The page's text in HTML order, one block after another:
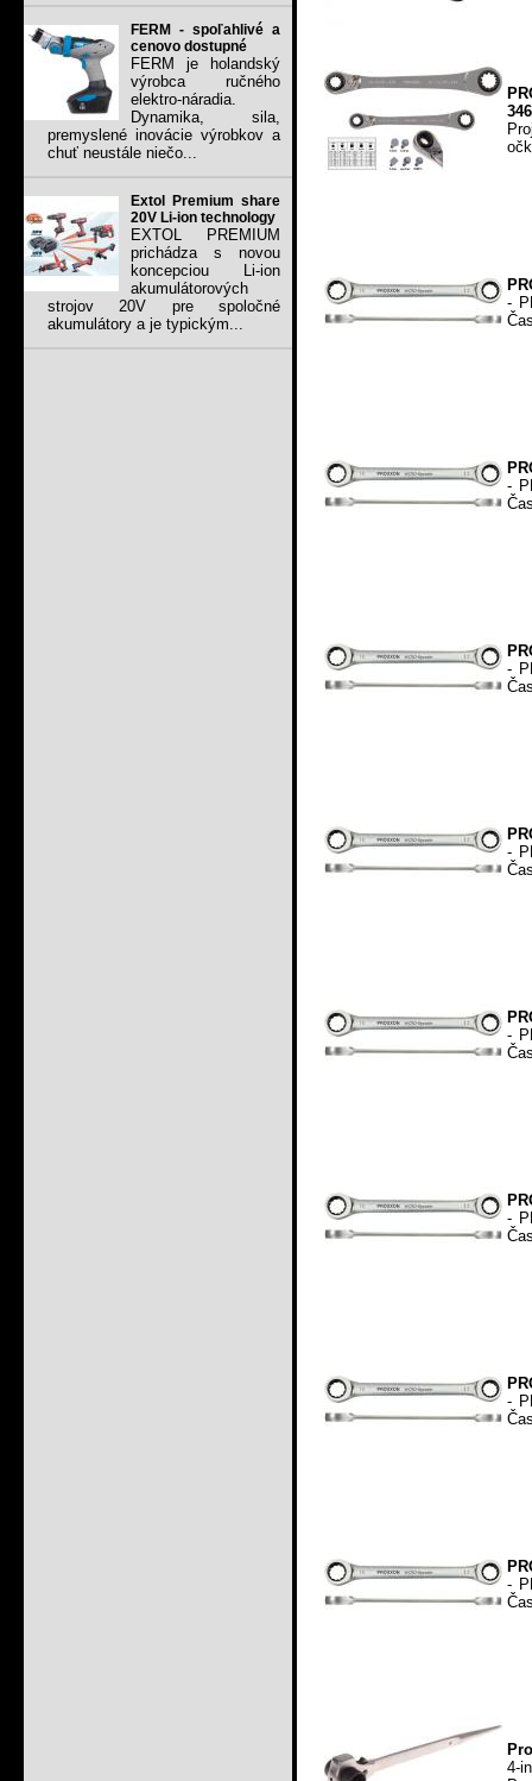
FERM - spoľahlivé a
cenovo dostupné
FERM je holandský
výrobca ručného
elektro-náradia.
Dynamika, sila,
premyslené inovácie výrobkov a
chuť neustále niečo...
Extol Premium share
20V Li-ion technology
EXTOL PREMIUM
prichádza s novou
koncepciou Li-ion
akumulátorových
strojov 20V pre spoločné
akumulátory a je typickým...
-
-
-
-
-
-
-
-
4-